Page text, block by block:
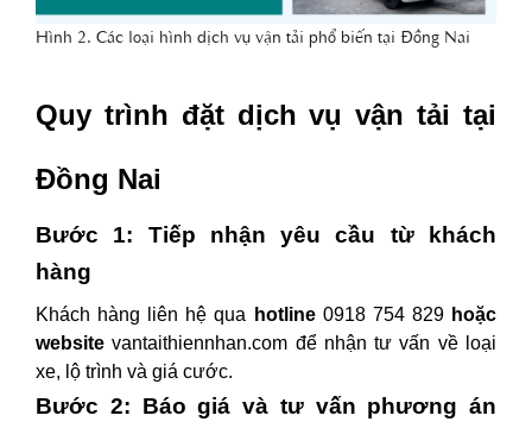
Hình 2. Các loại hình dịch vụ vận tải phổ biến tại Đồng Nai
Quy trình đặt dịch vụ vận tải tại
Đồng Nai
Bước 1: Tiếp nhận yêu cầu từ khách
hàng
Khách hàng liên hệ qua hotline 0918 754 829hoặc
websitevantaithiennhan.com để nhận tư vấn về loại
xe, lộ trình và giá cước.
Bước 2: Báo giá và tư vấn phương án